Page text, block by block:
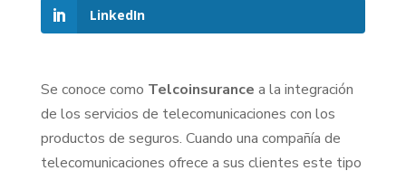
LinkedIn
Se conoce como Telcoinsurance a la integración
de los servicios de telecomunicaciones con los
productos de seguros. Cuando una compañía de
telecomunicaciones ofrece a sus clientes este tipo